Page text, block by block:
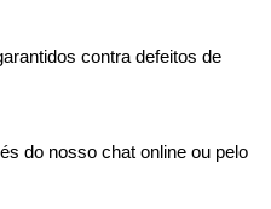
contra defeitos de
do nosso chat online ou pelo